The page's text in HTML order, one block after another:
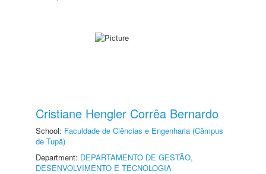
Cristiane Hengler Corrêa Bernardo
School: Faculdade de Ciências e Engenharia (Câmpus
de Tupã)
Department: DEPARTAMENTO DE GESTÃO,
DESENVOLVIMENTO E TECNOLOGIA